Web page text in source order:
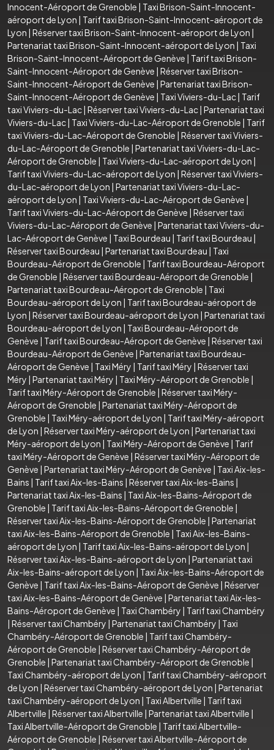
Innocent-Aéroport de Grenoble | Taxi Brison-Saint-Innocent-
aéroport de Lyon | Tarif taxi Brison-Saint-Innocent-aéroport de
Lyon | Réserver taxi Brison-Saint-Innocent-aéroport de Lyon |
Partenariat taxi Brison-Saint-Innocent-aéroport de Lyon | Taxi
Brison-Saint-Innocent-Aéroport de Genève | Tarif taxi Brison-
Saint-Innocent-Aéroport de Genève | Réserver taxi Brison-
Saint-Innocent-Aéroport de Genève | Partenariat taxi Brison-
Saint-Innocent-Aéroport de Genève | Taxi Viviers-du-Lac| Tarif
taxi Viviers-du-Lac| Réserver taxi Viviers-du-Lac| Partenariat taxi
Viviers-du-Lac| Taxi Viviers-du-Lac-Aéroport de Grenoble | Tarif
taxi Viviers-du-Lac-Aéroport de Grenoble | Réserver taxi Viviers-
du-Lac-Aéroport de Grenoble | Partenariat taxi Viviers-du-Lac-
Aéroport de Grenoble | Taxi Viviers-du-Lac-aéroport de Lyon |
Tarif taxi Viviers-du-Lac-aéroport de Lyon | Réserver taxi Viviers-
du-Lac-aéroport de Lyon | Partenariat taxi Viviers-du-Lac-
aéroport de Lyon | Taxi Viviers-du-Lac-Aéroport de Genève |
Tarif taxi Viviers-du-Lac-Aéroport de Genève | Réserver taxi
Viviers-du-Lac-Aéroport de Genève | Partenariat taxi Viviers-du-
Lac-Aéroport de Genève | Taxi Bourdeau | Tarif taxi Bourdeau |
Réserver taxi Bourdeau | Partenariat taxi Bourdeau | Taxi
Bourdeau-Aéroport de Grenoble | Tarif taxi Bourdeau-Aéroport
de Grenoble | Réserver taxi Bourdeau-Aéroport de Grenoble |
Partenariat taxi Bourdeau-Aéroport de Grenoble | Taxi
Bourdeau-aéroport de Lyon | Tarif taxi Bourdeau-aéroport de
Lyon | Réserver taxi Bourdeau-aéroport de Lyon | Partenariat taxi
Bourdeau-aéroport de Lyon | Taxi Bourdeau-Aéroport de
Genève | Tarif taxi Bourdeau-Aéroport de Genève | Réserver taxi
Bourdeau-Aéroport de Genève | Partenariat taxi Bourdeau-
Aéroport de Genève | Taxi Méry | Tarif taxi Méry | Réserver taxi
Méry | Partenariat taxi Méry | Taxi Méry-Aéroport de Grenoble |
Tarif taxi Méry-Aéroport de Grenoble | Réserver taxi Méry-
Aéroport de Grenoble | Partenariat taxi Méry-Aéroport de
Grenoble | Taxi Méry-aéroport de Lyon | Tarif taxi Méry-aéroport
de Lyon | Réserver taxi Méry-aéroport de Lyon | Partenariat taxi
Méry-aéroport de Lyon | Taxi Méry-Aéroport de Genève | Tarif
taxi Méry-Aéroport de Genève | Réserver taxi Méry-Aéroport de
Genève | Partenariat taxi Méry-Aéroport de Genève | Taxi Aix-les-
Bains | Tarif taxi Aix-les-Bains | Réserver taxi Aix-les-Bains |
Partenariat taxi Aix-les-Bains | Taxi Aix-les-Bains-Aéroport de
Grenoble | Tarif taxi Aix-les-Bains-Aéroport de Grenoble |
Réserver taxi Aix-les-Bains-Aéroport de Grenoble | Partenariat
taxi Aix-les-Bains-Aéroport de Grenoble | Taxi Aix-les-Bains-
aéroport de Lyon | Tarif taxi Aix-les-Bains-aéroport de Lyon |
Réserver taxi Aix-les-Bains-aéroport de Lyon | Partenariat taxi
Aix-les-Bains-aéroport de Lyon | Taxi Aix-les-Bains-Aéroport de
Genève | Tarif taxi Aix-les-Bains-Aéroport de Genève | Réserver
taxi Aix-les-Bains-Aéroport de Genève | Partenariat taxi Aix-les-
Bains-Aéroport de Genève | Taxi Chambéry | Tarif taxi Chambéry
| Réserver taxi Chambéry | Partenariat taxi Chambéry | Taxi
Chambéry-Aéroport de Grenoble | Tarif taxi Chambéry-
Aéroport de Grenoble | Réserver taxi Chambéry-Aéroport de
Grenoble | Partenariat taxi Chambéry-Aéroport de Grenoble |
Taxi Chambéry-aéroport de Lyon | Tarif taxi Chambéry-aéroport
de Lyon | Réserver taxi Chambéry-aéroport de Lyon | Partenariat
taxi Chambéry-aéroport de Lyon | Taxi Albertville | Tarif taxi
Albertville | Réserver taxi Albertville | Partenariat taxi Albertville |
Taxi Albertville-Aéroport de Grenoble | Tarif taxi Albertville-
Aéroport de Grenoble | Réserver taxi Albertville-Aéroport de